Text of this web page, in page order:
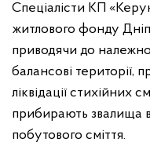
Спеціалісти КП
житлового фонду
приводячи до
балансові території,
ліквідації стихійних
прибирають звалища
побутового сміття.